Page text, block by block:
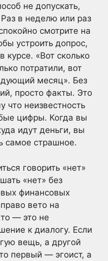
не допускать,
в неделю или раз
смотрите на
устроить допрос,
курсе. «Вот сколько
потратили, вот
месяц». Без
просто факты. Это
что неизвестность
цифры. Когда вы
идут деньги, вы
самое страшное.
говорить «нет»
«нет» без
финансовых
вето на
— это не
к диалогу. Если
вещь, а другой
первый — эгоист, а